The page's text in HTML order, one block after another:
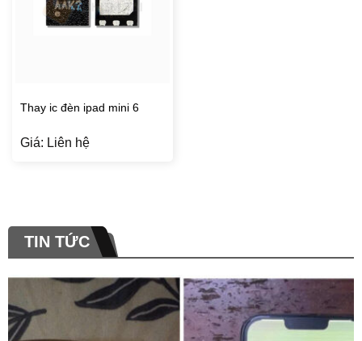
Thay ic đèn ipad mini 6
Giá: Liên hệ
TIN TỨC